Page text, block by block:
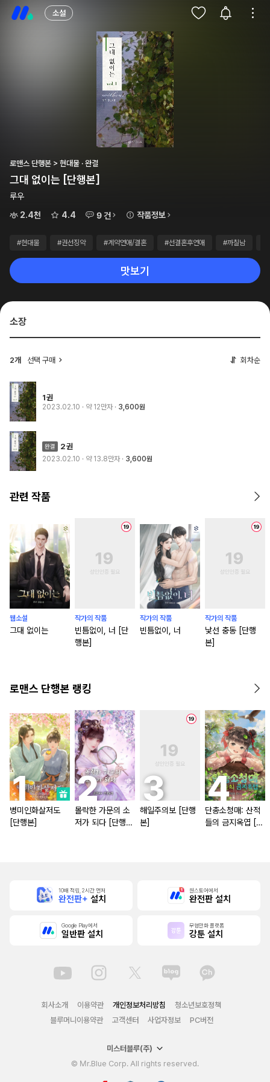
소설
로맨스 단행본 > 현대물 · 완결
그대 없이는 [단행본]
루우
2.4천
4.4 9 건 작품정보
#현대물 #권선징악 #계약연애/결혼 #선결혼후연애 #까칠남
맛보기
소장
2개 선택 구매 회차순
1권
2023.02.10 · 약 12만자 3,600원
2권
2023.02.10 · 약 13.8만자 3,600원
관련 작품
웹소설
그대 없이는
작가의 작품
빈틈없이, 너 [단
행본]
작가의 작품
빈틈없이, 너
작가의 작품
낯선 충동 [단행
본]
로맨스 단행본 랭킹
병미인화살저도
[단행본]
몰락한 가문의 소
저가 되다 [단행
해일주의보 [단행
본]
단총소청매: 산적
들의 금지옥엽 [단
10배 적립, 2시간 먼저
완전판+ 설치
원스토어에서
완전판 설치
Google Play에서
일반판 설치
무협만화 플랫폼
강툰 설치
회사소개 이용약관 개인정보처리방침
청소년보호정책
블루머니이용약관
고객센터 사업자정보 PC버전
미스터블루(주)
© Mr.Blue Corp. All rights reserved.